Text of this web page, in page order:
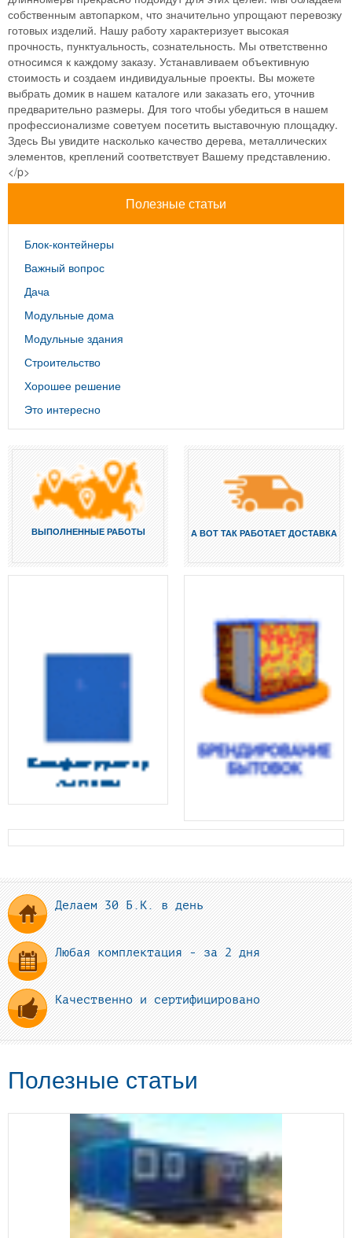
собственным автопарком, что значительно упрощают перевозку
готовых изделий. Нашу работу характеризует высокая
прочность, пунктуальность, сознательность. Мы ответственно
относимся к каждому заказу. Устанавливаем объективную
стоимость и создаем индивидуальные проекты. Вы можете
выбрать домик в нашем каталоге или заказать его, уточнив
предварительно размеры. Для того чтобы убедиться в нашем
профессионализме советуем посетить выставочную площадку.
Здесь Вы увидите насколько качество дерева, металлических
элементов, креплений соответствует Вашему представлению.
</p>
Полезные статьи
Блок-контейнеры
Важный вопрос
Дача
Модульные дома
Модульные здания
Строительство
Хорошее решение
Это интересно
ВЫПОЛНЕННЫЕ РАБОТЫ А ВОТ ТАК РАБОТАЕТ ДОСТАВКА
Делаем 30 Б.К. в день
Любая комплектация - за 2 дня
Качественно и сертифицировано
Полезные статьи